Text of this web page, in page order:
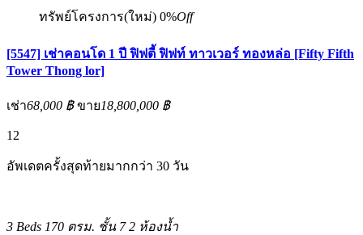
ทรัพย์โครงการ(ใหม่) 0%Off
[5547] เช่าคอนโด 1 ปี ฟิฟตี้ ฟิฟท์ ทาวเวอร์ ทองหล่อ [Fifty Fifth
Tower Thong lor]
เช่า68,000 ฿ ขาย18,800,000 ฿
12
อัพเดตครั้งสุดท้ายมากกว่า 30 วัน
3 Beds 170 ตรม. ชั้น 7 2 ห้องน้ำ